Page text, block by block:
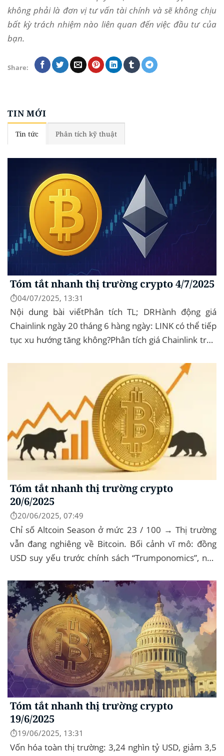
không phải là đơn vị tư vấn tài chính và sẽ không chịu
bất kỳ trách nhiệm nào liên quan đến việc đầu tư của
bạn.
Share:
TIN MỚI
Tin tức Phân tích kỹ thuật
Tóm tắt nhanh thị trường crypto 4/7/2025
⏱️04/07/2025, 13:31
Nội dung bài viếtPhân tích TL; DRHành động giá
Chainlink ngày 20 tháng 6 hàng ngày: LINK có thể tiếp
tục xu hướng tăng không?Phân tích giá Chainlink trên
Tóm tắt nhanh thị trường crypto
20/6/2025
⏱️20/06/2025, 07:49
Chỉ số Altcoin Season ở mức 23 / 100 → Thị trường
vẫn đang nghiêng về Bitcoin. Bối cảnh vĩ mô: đồng
USD suy yếu trước chính sách “Trumponomics”, nhà
Tóm tắt nhanh thị trường crypto
19/6/2025
⏱️19/06/2025, 13:31
Vốn hóa toàn thị trường: 3,24 nghìn tỷ USD, giảm 3,5